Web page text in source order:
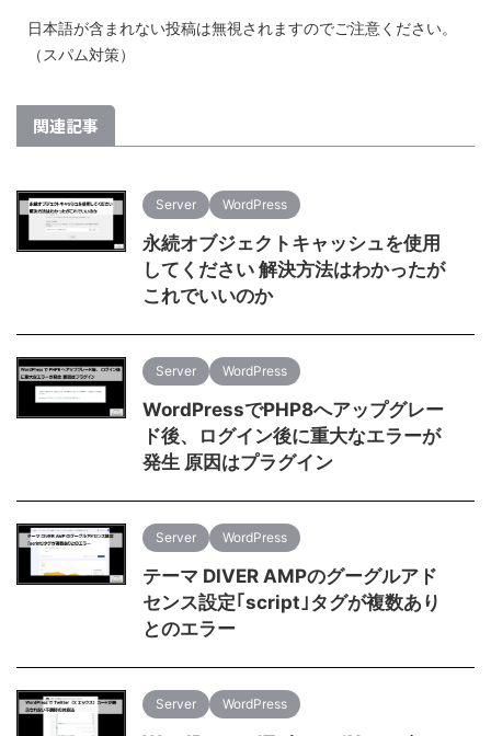
日本語が含まれない投稿は無視されますのでご注意ください。
（スパム対策）
関連記事
Server WordPress
永続オブジェクトキャッシュを使用
してください 解決方法はわかったが
これでいいのか
Server WordPress
WordPressでPHP8へアップグレー
ド後、ログイン後に重大なエラーが
発生 原因はプラグイン
Server WordPress
テーマ DIVER AMPのグーグルアド
センス設定｢script｣タグが複数あり
とのエラー
Server WordPress